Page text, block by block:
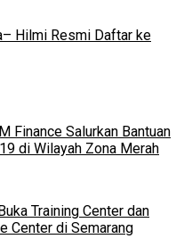
Hilmi Resmi Daftar ke
Finance Salurkan Bantuan
di Wilayah Zona Merah
Training Center dan
Center di Semarang